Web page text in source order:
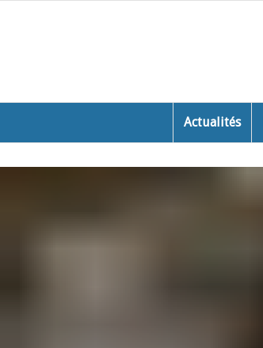
Actualités